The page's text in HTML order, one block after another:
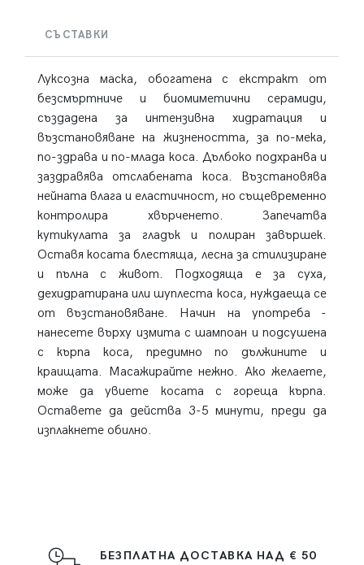
СЪСТАВКИ
Луксозна маска, обогатена с екстракт от
безсмъртниче и биомиметични серамиди,
създадена за интензивна хидратация и
възстановяване на жизнеността, за по-мека,
по-здрава и по-млада коса. Дълбоко подхранва и
заздравява отслабената коса. Възстановява
нейната влага и еластичност, но същевременно
контролира хвърченето. Запечатва
кутикулата за гладък и полиран завършек.
Оставя косата блестяща, лесна за стилизиране
и пълна с живот. Подходяща е за суха,
дехидратирана или шуплеста коса, нуждаеща се
от възстановяване. Начин на употреба -
нанесете върху измита с шампоан и подсушена
с кърпа коса, предимно по дължините и
краищата. Масажирайте нежно. Ако желаете,
може да увиете косата с гореща кърпа.
Оставете да действа 3-5 минути, преди да
изплакнете обилно.
БЕЗПЛАТНА ДОСТАВКА НАД € 50